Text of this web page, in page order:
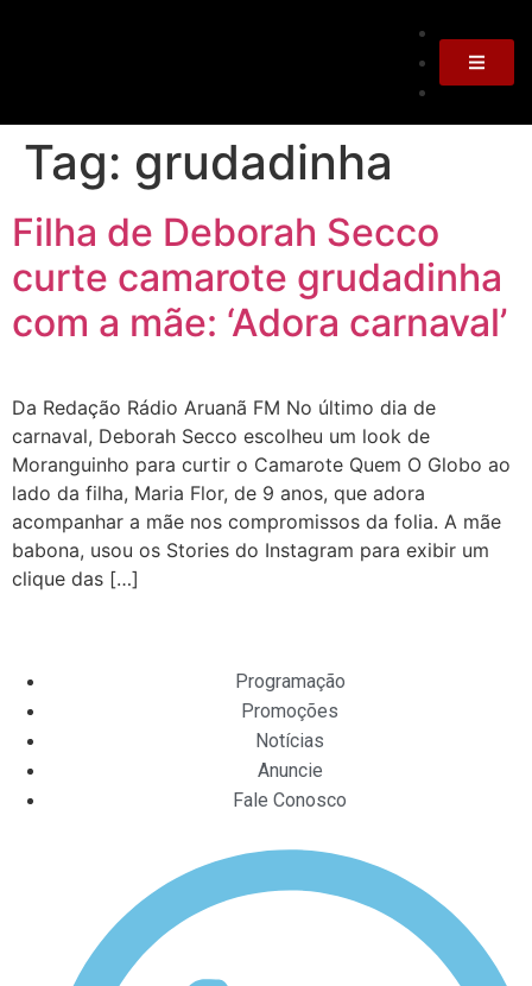
Tag: grudadinha
Filha de Deborah Secco
curte camarote grudadinha
com a mãe: ‘Adora carnaval’
Da Redação Rádio Aruanã FM No último dia de
carnaval, Deborah Secco escolheu um look de
Moranguinho para curtir o Camarote Quem O Globo ao
lado da filha, Maria Flor, de 9 anos, que adora
acompanhar a mãe nos compromissos da folia. A mãe
babona, usou os Stories do Instagram para exibir um
clique das […]
Programação
Promoções
Notícias
Anuncie
Fale Conosco